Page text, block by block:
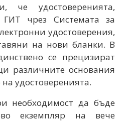
че удостоверенията,
чрез Системата за
удостоверения,
на нови бланки. В
се прецизират
различните основания
удостоверенията.
необходимост да бъде
екземпляр на вече